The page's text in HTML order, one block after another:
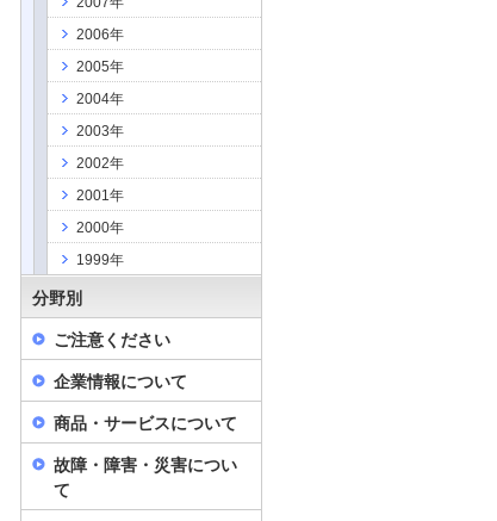
2006年
2005年
2004年
2003年
2002年
2001年
2000年
1999年
分野別
ご注意ください
企業情報について
商品・サービスについて
故障・障害・災害につい
て